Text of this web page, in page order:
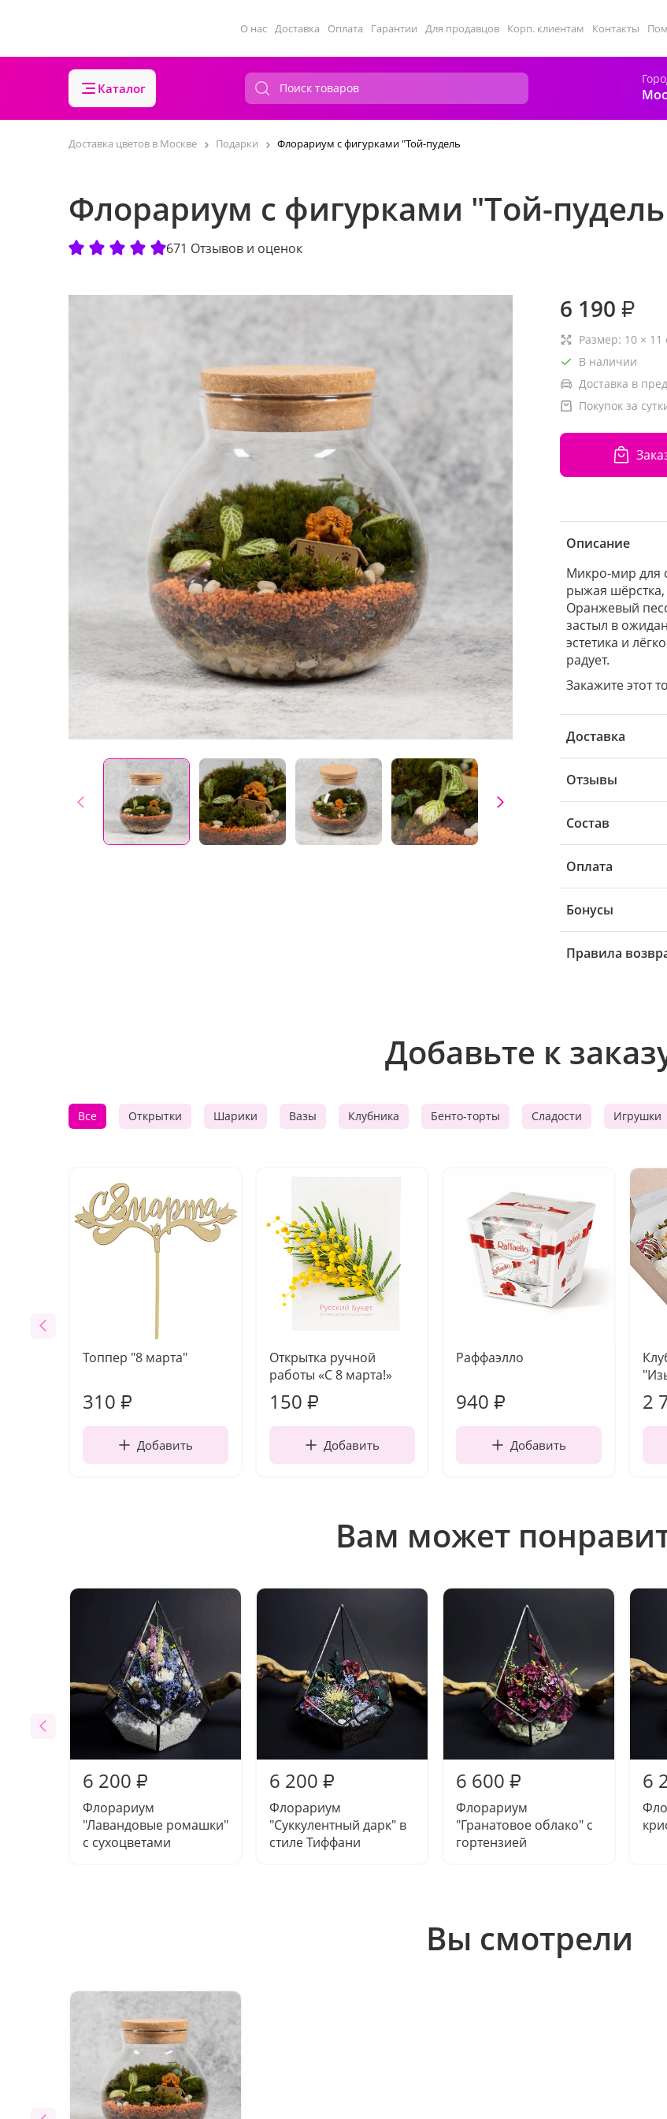
О нас Доставка Оплата Гарантии Для продавцов Корп. клиентам Контакты
Каталог
Доставка цветов в Москве Подарки Флорариум с фигурками "Той-пудель
Флорариум с фигурками "Той-пудель
671 Отзывов и оценок
6 190 ₽
Размер: 10 × 11
В наличии
Доставка в
Покупок за
Описание
Микро-мир для
рыжая
Оранжевый
застыл в
эстетика и
радует.
Закажите этот
Доставка
Отзывы
Состав
Оплата
Бонусы
Правила
Добавьте к
Все Открытки Шарики Вазы Клубника Бенто-торты Сладости Игрушки
Топпер "8 марта"
310 ₽
Добавить
Открытка ручной
работы «С 8 марта!»
150 ₽
Добавить
Раффаэлло
940 ₽
Добавить
2
Вам может
6 200 ₽
Флорариум
"Лавандовые ромашки"
с сухоцветами
6 200 ₽
Флорариум
"Суккулентный дарк" в
стиле Тиффани
6 600 ₽
Флорариум
"Гранатовое облако" с
гортензией
6
Вы смотрели